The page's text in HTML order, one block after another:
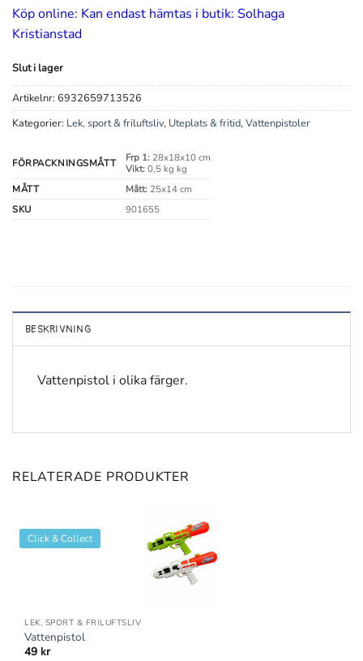
Köp online: Kan endast hämtas i butik: Solhaga
Kristianstad
Slut i lager
Artikelnr: 6932659713526
Kategorier: Lek, sport & friluftsliv, Uteplats & fritid,Vattenpistoler
FÖRPACKNINGSMÅTT Frp 1:28x18x10 cm
Vikt:0,5 kg kg
MÅTT
Mått:25x14 cm
SKU
901655
BESKRIVNING
Vattenpistol i olika färger.
RELATERADE PRODUKTER
Click & Collect
LEK, SPORT & FRILUFTSLIV
Vattenpistol
49 kr